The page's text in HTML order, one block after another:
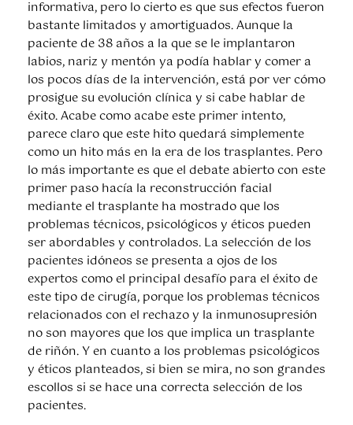
informativa, pero lo cierto es que sus efectos fueron
bastante limitados y amortiguados. Aunque la
paciente de 38 años a la que se le implantaron
labios, nariz y mentón ya podía hablar y comer a
los pocos días de la intervención, está por ver cómo
prosigue su evolución clínica y si cabe hablar de
éxito. Acabe como acabe este primer intento,
parece claro que este hito quedará simplemente
como un hito más en la era de los trasplantes. Pero
lo más importante es que el debate abierto con este
primer paso hacía la reconstrucción facial
mediante el trasplante ha mostrado que los
problemas técnicos, psicológicos y éticos pueden
ser abordables y controlados. La selección de los
pacientes idóneos se presenta a ojos de los
expertos como el principal desafío para el éxito de
este tipo de cirugía, porque los problemas técnicos
relacionados con el rechazo y la inmunosupresión
no son mayores que los que implica un trasplante
de riñón. Y en cuanto a los problemas psicológicos
y éticos planteados, si bien se mira, no son grandes
escollos si se hace una correcta selección de los
pacientes.